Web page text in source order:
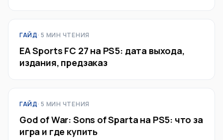
ГАЙД· 5 МИН ЧТЕНИЯ
EA Sports FC 27 на PS5: дата выхода,
издания, предзаказ
ГАЙД· 5 МИН ЧТЕНИЯ
God of War: Sons of Sparta на PS5: что за
игра и где купить